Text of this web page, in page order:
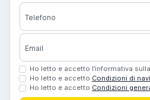
Telefono
Email
Ho letto e accetto l’informativa
Ho letto e accetto Condizioni di
Ho letto e accetto Condizioni